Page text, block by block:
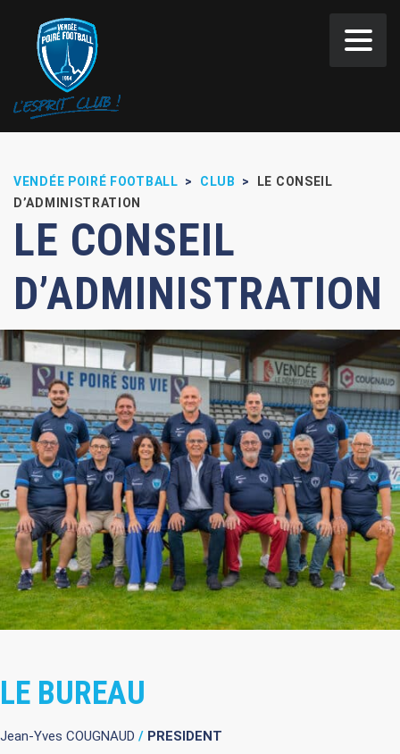
VENDÉE POIRÉ FOOTBALL > CLUB >
LE CONSEIL
D’ADMINISTRATION
LE CONSEIL
D’ADMINISTRATION
LE BUREAU
Jean-Yves COUGNAUD / PRESIDENT